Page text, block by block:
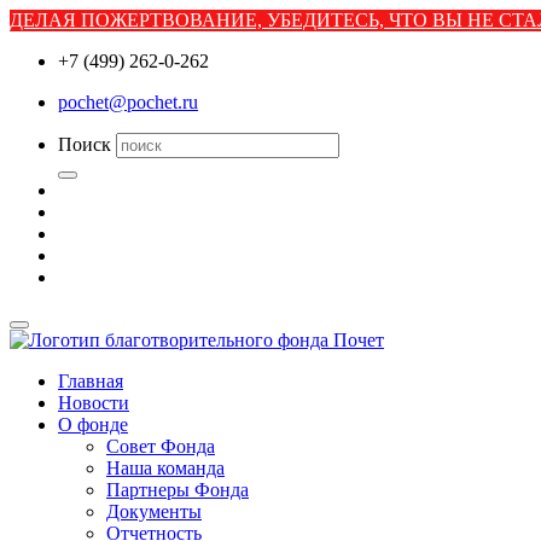
ДЕЛАЯ ПОЖЕРТВОВАНИЕ, УБЕДИТЕСЬ, ЧТО ВЫ НЕ
+7 (499) 262-0-262
pochet@pochet.ru
Поиск
Главная
Новости
О фонде
Совет Фонда
Наша команда
Партнеры Фонда
Документы
Отчетность